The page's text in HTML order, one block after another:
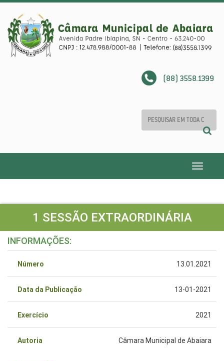
(88) 3558.1399
Toggle
1 SESSÃO EXTRAORDINÁRIA
INFORMAÇÕES:
Número 13.01.2021
Data da Publicação 13-01-2021
Exercício 2021
Autoria Câmara Municipal de Abaiara